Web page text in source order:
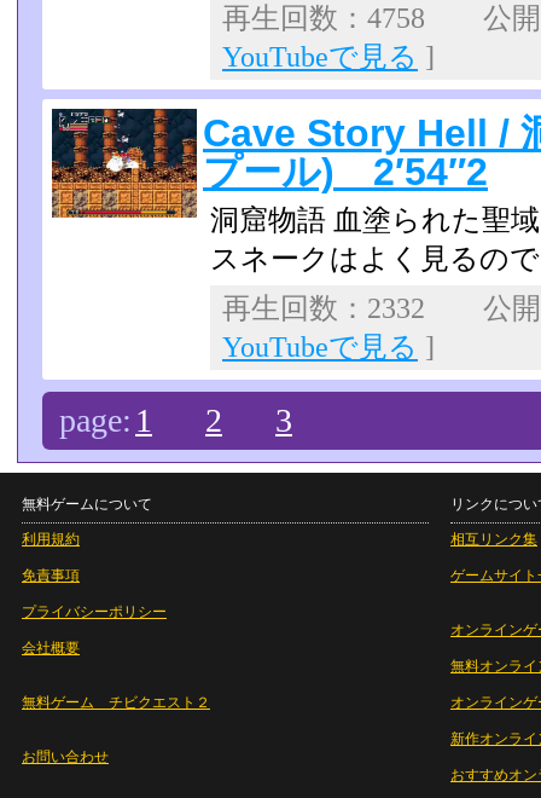
再生回数：4758 公
YouTubeで見る ]
Cave Story Hell /
プール) 2′54″2
洞窟物語 血塗られた聖
スネークはよく見るの
再生回数：2332 公
YouTubeで見る ]
page: 1 2 3
無料ゲームについて
利用規約
免責事項
プライバシーポリシー
会社概要
無料ゲーム チビクエスト２
お問い合わせ
リンクについ
相互リンク集
ゲームサイト
オンラインゲ
無料オンライ
オンライン
新作オンライ
おすすめオ